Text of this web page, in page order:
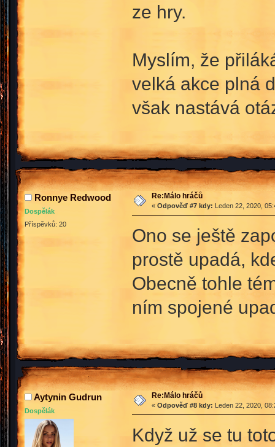
ze hry.
Myslím, že
velká akce plná
však nastává
Ronnye Redwood
Dospělák
Příspěvků: 20
Re:Málo hráčů
« Odpověď #7 kdy: Leden 22, 2020,
Ono se ještě
prostě upadá,
Obecně tohle
ním spojené
Aytynin Gudrun
Dospělák
Re:Málo hráčů
« Odpověď #8 kdy: Leden 22, 2020,
Když už se tu